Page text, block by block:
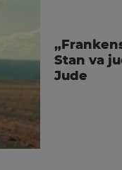
Stan va
Jude